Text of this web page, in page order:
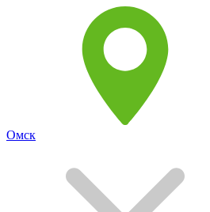
Омск